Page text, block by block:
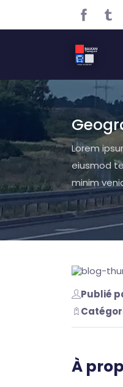
Lorem
eiusmod
minim
Publié
À